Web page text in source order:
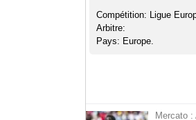
Compétition: Ligue
Arbitre:
Pays: Europe.
Mercato :